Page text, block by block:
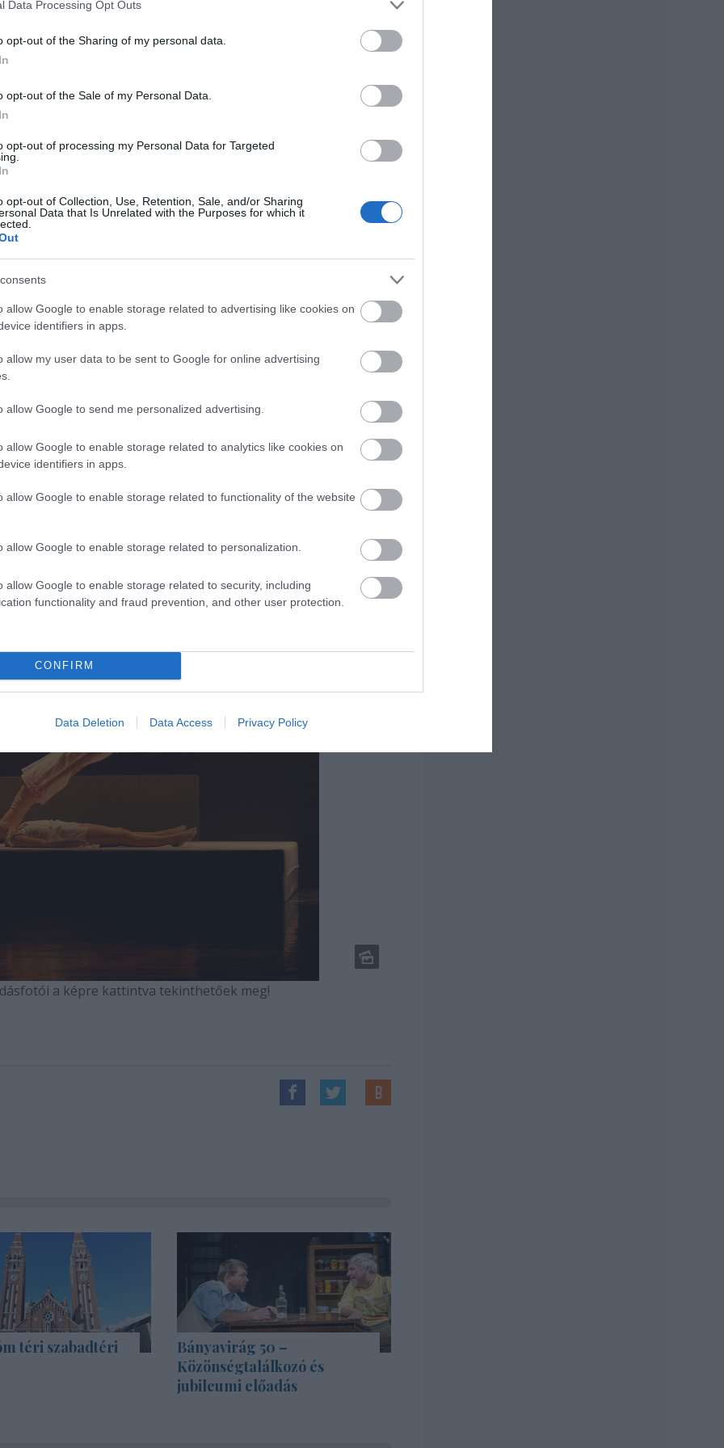
Data Processing Opt Outs
opt-out of the Sharing of my personal data.
opt-out of the Sale of my Personal Data.
opt-out of processing my Personal Data for Targeted
opt-out of Collection, Use, Retention, Sale, and/or Sharing
Data that Is Unrelated with the Purposes for which it
allow Google to enable storage related to advertising like cookies on
identifiers in apps.
allow my user data to be sent to Google for online advertising
allow Google to send me personalized advertising.
allow Google to enable storage related to analytics like cookies on
identifiers in apps.
allow Google to enable storage related to functionality of the website
allow Google to enable storage related to personalization.
allow Google to enable storage related to security, including
functionality and fraud prevention, and other user protection.
CONFIRM
Data Deletion Data Access Privacy Policy
fotói a képre kattintva tekinthetőek meg!
belenéz a lélek mélyén rejlő sötétebb régiókba, az
Az alkotók ajánlója így fogalmaz minderről: „
Az ismert
A közösséghez tartozás vágya az egyik
lehet. A magunkra hagyatottságtól való gyermeki
elől való menekülés sokszor útvesztőbe vezet. A
célja megtalálni a szerelmet, mely feloldja a főhős
legutóbb Orfeusz és Euridiké történetét izgalmas és
a képre kattintva tekinthetőek meg!
téri szabadtéri
Bányavirág 50 –
Közönségtalálkozó és
jubileumi előadás